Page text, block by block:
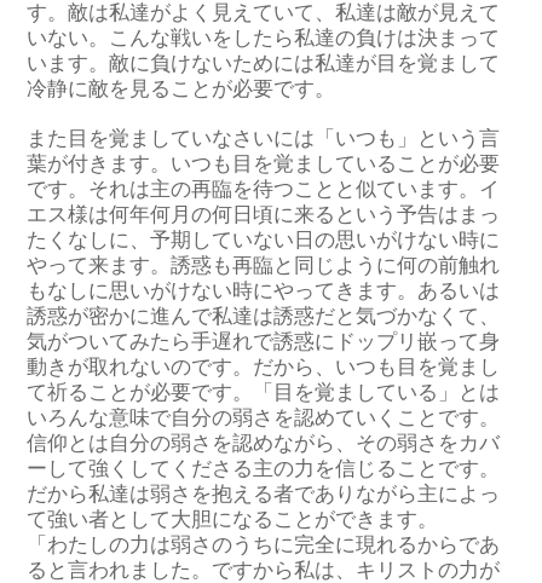
す。敵は私達がよく見えていて、私達は敵が見えて
いない。こんな戦いをしたら私達の負けは決まって
います。敵に負けないためには私達が目を覚まして
冷静に敵を見ることが必要です。
また目を覚ましていなさいには「いつも」という言
葉が付きます。いつも目を覚ましていることが必要
です。それは主の再臨を待つことと似ています。イ
エス様は何年何月の何日頃に来るという予告はまっ
たくなしに、予期していない日の思いがけない時に
やって来ます。誘惑も再臨と同じように何の前触れ
もなしに思いがけない時にやってきます。あるいは
誘惑が密かに進んで私達は誘惑だと気づかなくて、
気がついてみたら手遅れで誘惑にドップリ嵌って身
動きが取れないのです。だから、いつも目を覚まし
て祈ることが必要です。「目を覚ましている」とは
いろんな意味で自分の弱さを認めていくことです。
信仰とは自分の弱さを認めながら、その弱さをカバ
ーして強くしてくださる主の力を信じることです。
だから私達は弱さを抱える者でありながら主によっ
て強い者として大胆になることができます。
「わたしの力は弱さのうちに完全に現れるからであ
ると言われました。ですから私は、キリストの力が